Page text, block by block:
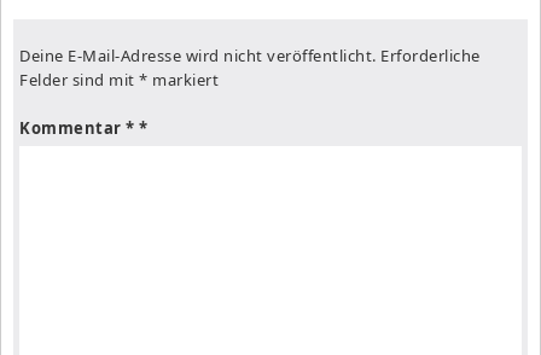
Deine E-Mail-Adresse wird nicht veröffentlicht. Erforderliche
Felder sind mit * markiert
Kommentar *